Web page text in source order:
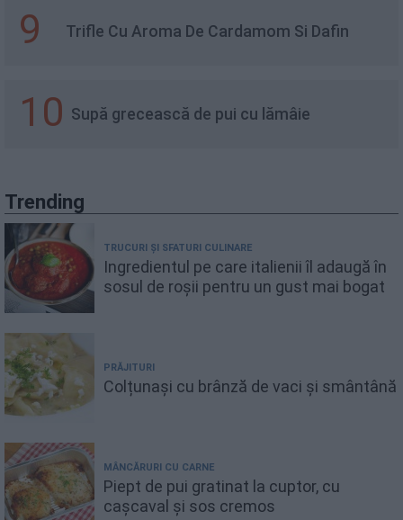
9 Trifle Cu Aroma De Cardamom Si Dafin
10 Supă grecească de pui cu lămâie
Trending
TRUCURI ȘI SFATURI CULINARE
Ingredientul pe care italienii îl adaugă în
sosul de roșii pentru un gust mai bogat
PRĂJITURI
Colțunași cu brânză de vaci și smântână
MÂNCĂRURI CU CARNE
Piept de pui gratinat la cuptor, cu
cașcaval și sos cremos